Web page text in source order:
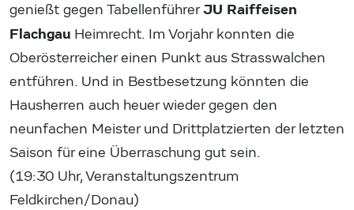
genießt gegen TabellenführerJU Raiffeisen
Flachgau Heimrecht. Im Vorjahr konnten die
Oberösterreicher einen Punkt aus Strasswalchen
entführen. Und in Bestbesetzung könnten die
Hausherren auch heuer wieder gegen den
neunfachen Meister und Drittplatzierten der letzten
Saison für eine Überraschung gut sein.
(19:30 Uhr, Veranstaltungszentrum
Feldkirchen/Donau)